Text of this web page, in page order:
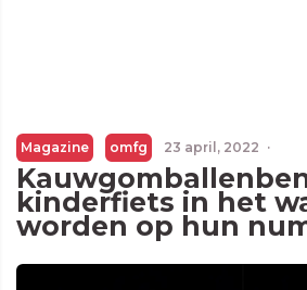
Magazine omfg 23 april, 2022 ·
kinderfiets in het
worden op hun